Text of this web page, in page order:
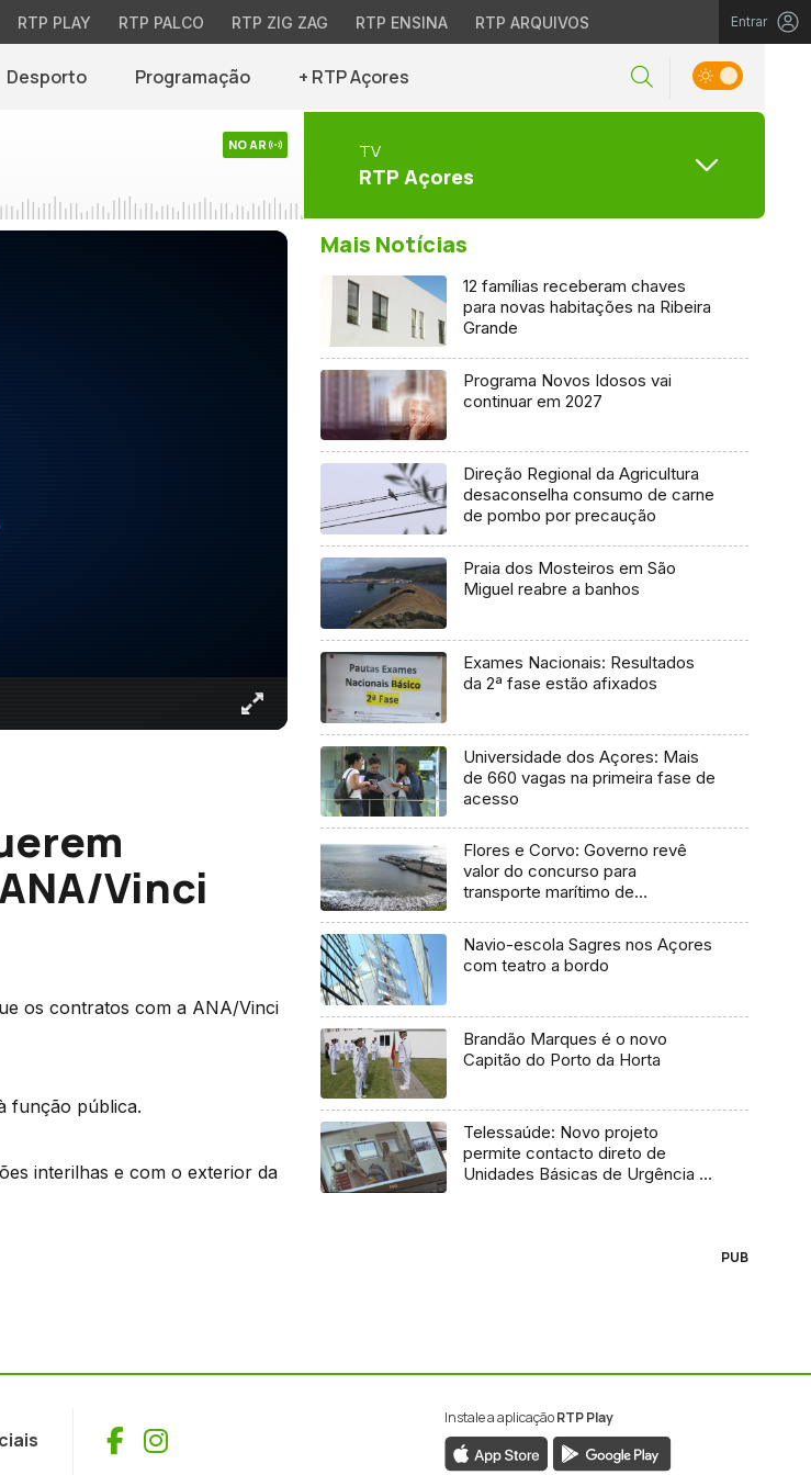
RTP PLAY RTP PALCO RTP ZIG ZAG RTP ENSINA RTP ARQUIVOS Entrar
Desporto Programação + RTP Açores
NO AR TV
RTP Açores
Vinci
os contratos com a ANA/Vinci
função pública.
interilhas e com o exterior da
Mais Notícias
12 famílias receberam chaves
para novas habitações na Ribeira
Grande
Programa Novos Idosos vai
continuar em 2027
Direção Regional da Agricultura
desaconselha consumo de carne
de pombo por precaução
Praia dos Mosteiros em São
Miguel reabre a banhos
Exames Nacionais: Resultados
da 2ª fase estão afixados
Universidade dos Açores: Mais
de 660 vagas na primeira fase de
acesso
Flores e Corvo: Governo revê
valor do concurso para
transporte marítimo de
Navio-escola Sagres nos Açores
com teatro a bordo
Brandão Marques é o novo
Capitão do Porto da Horta
Telessaúde: Novo projeto
permite contacto direto de
Unidades Básicas de Urgência e
PUB
Facebook
Instagram
Instale a aplicaçãoRTP Play